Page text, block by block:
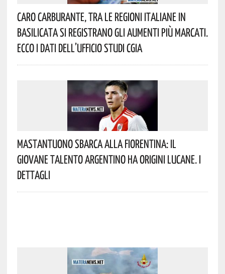
Caro Carburante, Tra Le Regioni Italiane In
Basilicata Si Registrano Gli Aumenti Più Marcati.
Ecco I Dati Dell’Ufficio Studi CGIA
Mastantuono Sbarca Alla Fiorentina: Il
Giovane Talento Argentino Ha Origini Lucane. I
Dettagli